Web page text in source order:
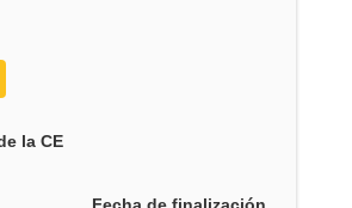
la CE
Fecha de finalización